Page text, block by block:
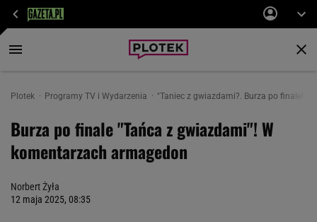
Plotek Programy TV i Wydarzenia "Taniec z gwiazdami?. Burza po finale!
Burza po finale "Tańca z gwiazdami"! W
komentarzach armagedon
Norbert Żyła
12 maja 2025, 08:35